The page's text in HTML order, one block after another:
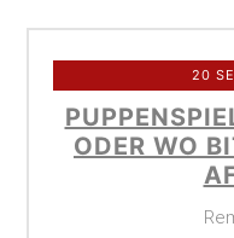
20
ODER WO